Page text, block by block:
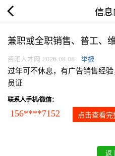
信
兼职或全职销售、普工、
资阳人才网 2026.08.08 举报
过年可不休息，有广告销售经
员证
联系人手机/微信：
156****7152 点击查看完